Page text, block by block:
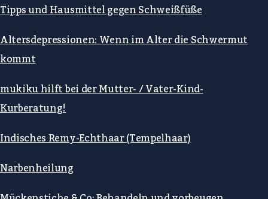
Tipps und Hausmittel gegen Schweißfüße
Altersdepressionen: Wenn im Alter die Schwermut
kommt
mukiku hilft bei der Mutter- / Vater-Kind-
Kurberatung!
Indisches Remy-Echthaar (Tempelhaar)
Narbenheilung